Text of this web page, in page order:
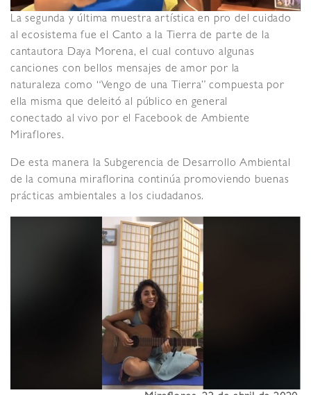
La segunda y última muestra artística en pro del cuidado
al ecosistema fue el Canto a la Tierra de parte de la
cantautora Daya Morena, el cual contuvo algunas
canciones con bellos mensajes de amor por la
naturaleza como “Vengo de una Tierra” compuesta por
ella misma que deleitó al público en general
conectado al vivo por el Facebook de Ambiente
Miraflores.
De esta manera la Subgerencia de Desarrollo Ambiental
de la comuna miraflorina continúa promoviendo buenas
prácticas ambientales a los ciudadanos.